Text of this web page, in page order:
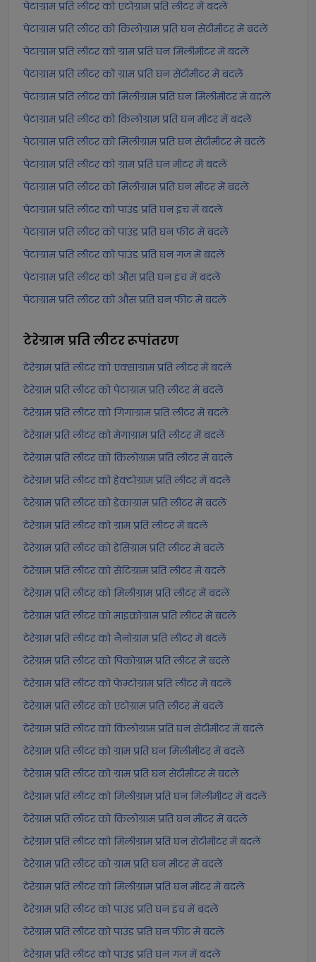
पेटाग्राम प्रति लीटर को एटोग्राम प्रति लीटर में बदलें
पेटाग्राम प्रति लीटर को किलोग्राम प्रति घन सेंटीमीटर में बदलें
पेटाग्राम प्रति लीटर को ग्राम प्रति घन मिलीमीटर में बदलें
पेटाग्राम प्रति लीटर को ग्राम प्रति घन सेंटीमीटर में बदलें
पेटाग्राम प्रति लीटर को मिलीग्राम प्रति घन मिलीमीटर में बदलें
पेटाग्राम प्रति लीटर को किलोग्राम प्रति घन मीटर में बदलें
पेटाग्राम प्रति लीटर को मिलीग्राम प्रति घन सेंटीमीटर में बदलें
पेटाग्राम प्रति लीटर को ग्राम प्रति घन मीटर में बदलें
पेटाग्राम प्रति लीटर को मिलीग्राम प्रति घन मीटर में बदलें
पेटाग्राम प्रति लीटर को पाउंड प्रति घन इंच में बदलें
पेटाग्राम प्रति लीटर को पाउंड प्रति घन फीट में बदलें
पेटाग्राम प्रति लीटर को पाउंड प्रति घन गज में बदलें
पेटाग्राम प्रति लीटर को औंस प्रति घन इंच में बदलें
पेटाग्राम प्रति लीटर को औंस प्रति घन फीट में बदलें
टेरेग्राम प्रति लीटररूपांतरण
टेरेग्राम प्रति लीटर को एक्साग्राम प्रति लीटर में बदलें
टेरेग्राम प्रति लीटर को पेटाग्राम प्रति लीटर में बदलें
टेरेग्राम प्रति लीटर को गिगाग्राम प्रति लीटर में बदलें
टेरेग्राम प्रति लीटर को मेगाग्राम प्रति लीटर में बदलें
टेरेग्राम प्रति लीटर को किलोग्राम प्रति लीटर में बदलें
टेरेग्राम प्रति लीटर को हेक्टोग्राम प्रति लीटर में बदलें
टेरेग्राम प्रति लीटर को डेकाग्राम प्रति लीटर में बदलें
टेरेग्राम प्रति लीटर को ग्राम प्रति लीटर में बदलें
टेरेग्राम प्रति लीटर को डेसिग्राम प्रति लीटर में बदलें
टेरेग्राम प्रति लीटर को सेंटिग्राम प्रति लीटर में बदलें
टेरेग्राम प्रति लीटर को मिलीग्राम प्रति लीटर में बदलें
टेरेग्राम प्रति लीटर को माइक्रोग्राम प्रति लीटर में बदलें
टेरेग्राम प्रति लीटर को नैनोग्राम प्रति लीटर में बदलें
टेरेग्राम प्रति लीटर को पिकोग्राम प्रति लीटर में बदलें
टेरेग्राम प्रति लीटर को फेम्टोग्राम प्रति लीटर में बदलें
टेरेग्राम प्रति लीटर को एटोग्राम प्रति लीटर में बदलें
टेरेग्राम प्रति लीटर को किलोग्राम प्रति घन सेंटीमीटर में बदलें
टेरेग्राम प्रति लीटर को ग्राम प्रति घन मिलीमीटर में बदलें
टेरेग्राम प्रति लीटर को ग्राम प्रति घन सेंटीमीटर में बदलें
टेरेग्राम प्रति लीटर को मिलीग्राम प्रति घन मिलीमीटर में बदलें
टेरेग्राम प्रति लीटर को किलोग्राम प्रति घन मीटर में बदलें
टेरेग्राम प्रति लीटर को मिलीग्राम प्रति घन सेंटीमीटर में बदलें
टेरेग्राम प्रति लीटर को ग्राम प्रति घन मीटर में बदलें
टेरेग्राम प्रति लीटर को मिलीग्राम प्रति घन मीटर में बदलें
टेरेग्राम प्रति लीटर को पाउंड प्रति घन इंच में बदलें
टेरेग्राम प्रति लीटर को पाउंड प्रति घन फीट में बदलें
टेरेग्राम प्रति लीटर को पाउंड प्रति घन गज में बदलें